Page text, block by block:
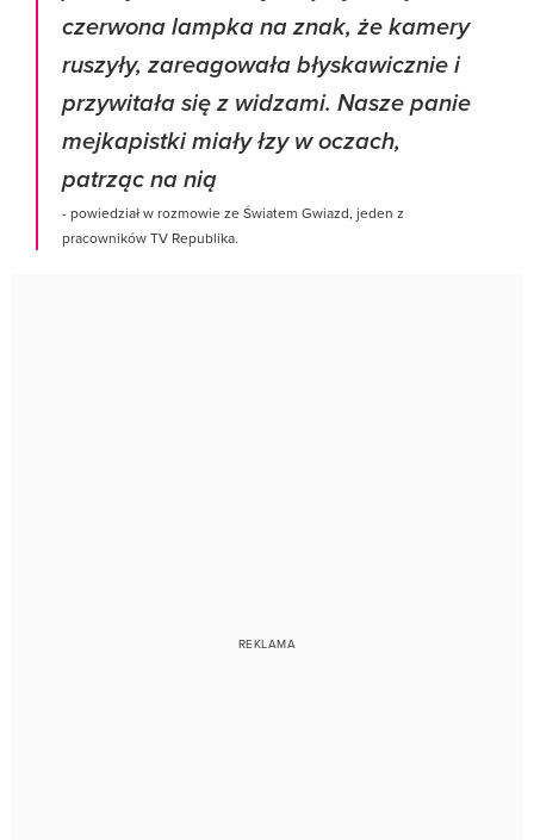
czerwona lampka na znak, że kamery
ruszyły, zareagowała błyskawicznie i
przywitała się z widzami. Nasze panie
mejkapistki miały łzy w oczach,
patrząc na nią
- powiedział w rozmowie ze Światem Gwiazd, jeden z
pracowników TV Republika.